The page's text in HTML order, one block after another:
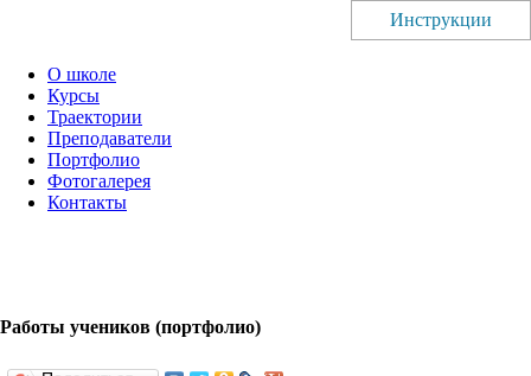
О школе
Курсы
Траектории
Преподаватели
Портфолио
Фотогалерея
Контакты
Работы учеников (портфолио)
Инструкции